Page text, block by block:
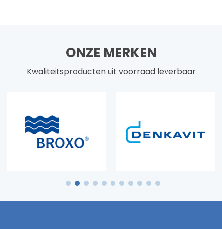
ONZE MERKEN
Kwaliteitsproducten uit voorraad leverbaar
1 2 3 4 5 6 7 8 9 10 11